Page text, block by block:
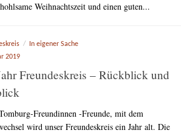
Weihnachtszeit und einen guten...
/
In eigener Sache
2019
Freundeskreis – Rückblick und
Freundinnen -Freunde, mit dem
wird unser Freundeskreis ein Jahr alt. Die